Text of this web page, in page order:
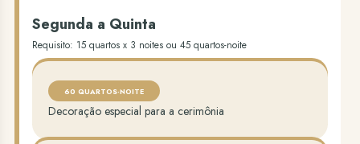
Segunda a Quinta
Requisito: 15 quartos x 3 noites ou 45 quartos-noite
60 QUARTOS-NOITE
Decoração especial para a cerimônia